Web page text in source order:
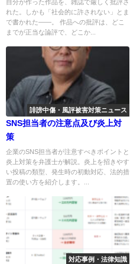
地判令和4年7月29日・知財高判
令和5年2月7日）
自分が作った作品を、雑誌で厳しく批評さ
れた。しかも「社会的に許されない」とま
で書かれた——。 作品への批評は、どこ
までが正当な論評で、どこか...
誹謗中傷・風評被害対策ニュース
SNS担当者の注意点及び炎上対
策
企業のSNS担当者が注意すべきポイントと
炎上対策を弁護士が解説。炎上を招きやす
い投稿の類型、発生時の初動対応、法的措
置の使い方を紹介します。...
対応事例・法律知識